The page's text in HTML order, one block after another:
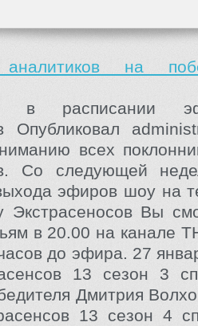
аналитиков на
в расписании
Опубликовал
всех
Со следующей
эфиров шоу на
Экстрасеносов Вы
в 20.00 на канале
до эфира. 27
13 сезон 3
Дмитрия
13 сезон 4